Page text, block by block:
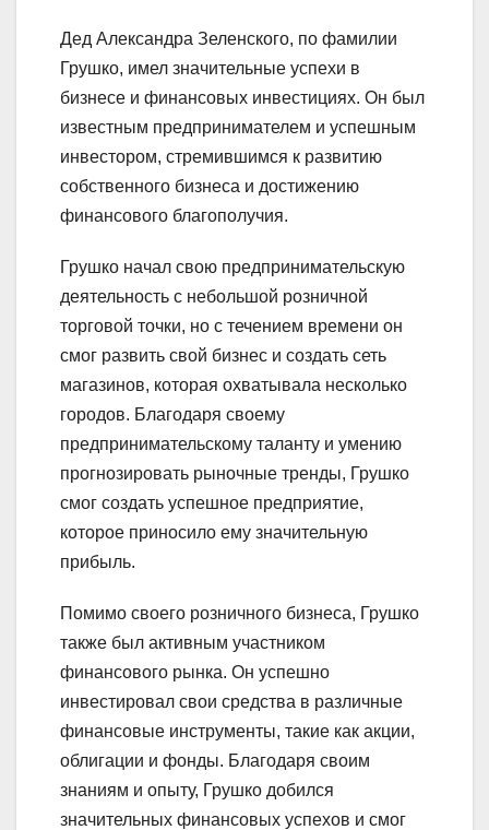
Дед Александра Зеленского, по фамилии
Грушко, имел значительные успехи в
бизнесе и финансовых инвестициях. Он был
известным предпринимателем и успешным
инвестором, стремившимся к развитию
собственного бизнеса и достижению
финансового благополучия.
Грушко начал свою предпринимательскую
деятельность с небольшой розничной
торговой точки, но с течением времени он
смог развить свой бизнес и создать сеть
магазинов, которая охватывала несколько
городов. Благодаря своему
предпринимательскому таланту и умению
прогнозировать рыночные тренды, Грушко
смог создать успешное предприятие,
которое приносило ему значительную
прибыль.
Помимо своего розничного бизнеса, Грушко
также был активным участником
финансового рынка. Он успешно
инвестировал свои средства в различные
финансовые инструменты, такие как акции,
облигации и фонды. Благодаря своим
знаниям и опыту, Грушко добился
значительных финансовых успехов и смог